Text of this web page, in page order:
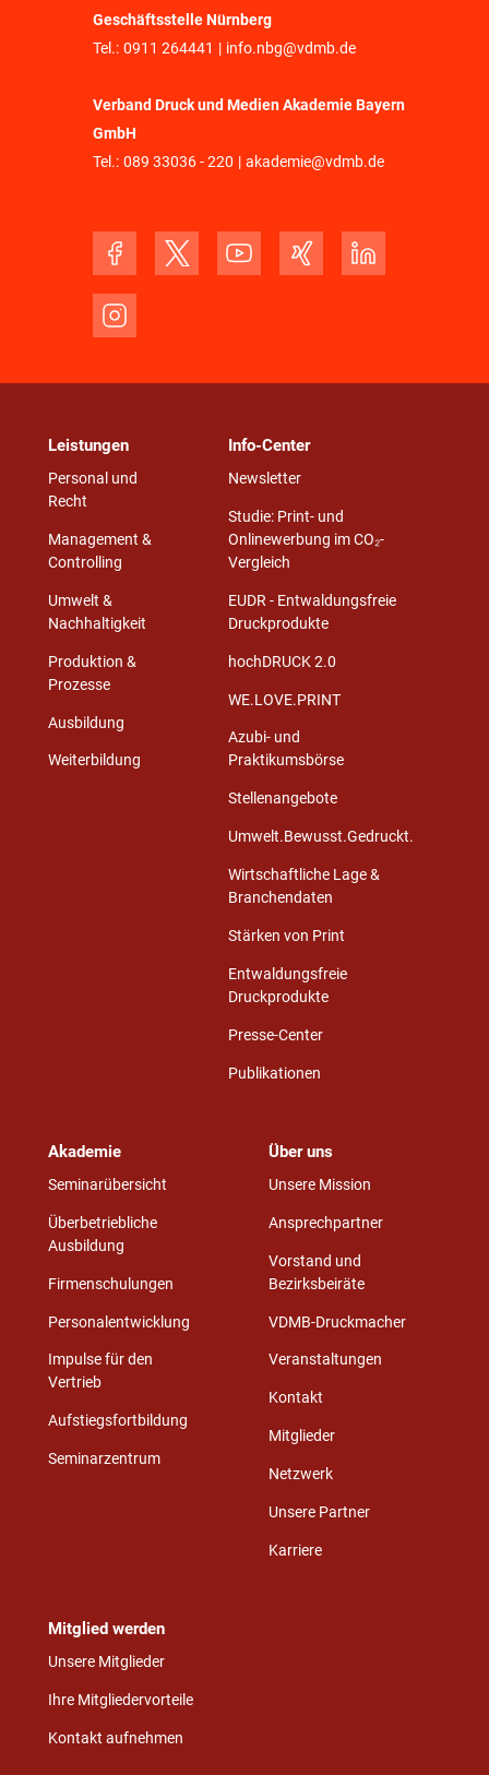
Geschäftsstelle Nürnberg
Tel.: 0911 264441 | info.nbg@vdmb.de
Verband Druck und Medien Akademie Bayern
GmbH
Tel.: 089 33036 - 220 | akademie@vdmb.de
Leistungen
Personal und
Recht
Management &
Controlling
Umwelt &
Nachhaltigkeit
Produktion &
Prozesse
Ausbildung
Weiterbildung
Info-Center
Newsletter
Studie: Print- und
Onlinewerbung im CO₂-
Vergleich
EUDR - Entwaldungsfreie
Druckprodukte
hochDRUCK 2.0
WE.LOVE.PRINT
Azubi- und
Praktikumsbörse
Stellenangebote
Umwelt.Bewusst.Gedruckt.
Wirtschaftliche Lage &
Branchendaten
Stärken von Print
Entwaldungsfreie
Druckprodukte
Presse-Center
Publikationen
Akademie
Seminarübersicht
Überbetriebliche
Ausbildung
Firmenschulungen
Personalentwicklung
Impulse für den
Vertrieb
Aufstiegsfortbildung
Seminarzentrum
Über uns
Unsere Mission
Ansprechpartner
Vorstand und
Bezirksbeiräte
VDMB-Druckmacher
Veranstaltungen
Kontakt
Mitglieder
Netzwerk
Unsere Partner
Karriere
Mitglied werden
Unsere Mitglieder
Ihre Mitgliedervorteile
Kontakt aufnehmen